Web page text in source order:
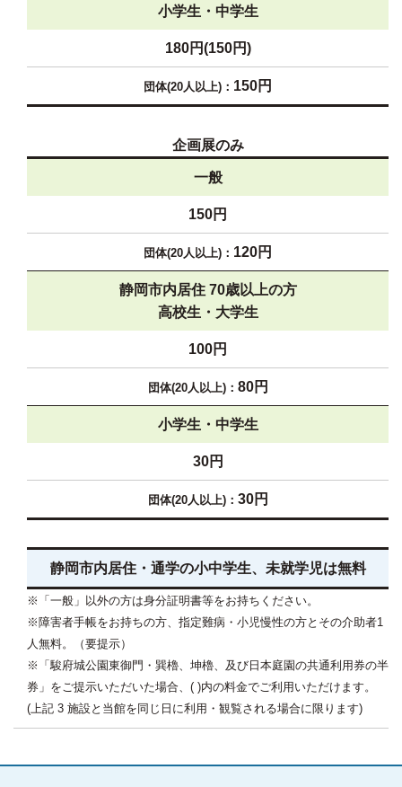
小学生・中学生
180円(150円)
150円
企画展のみ
一般
150円
120円
静岡市内居住70歳以上の方
高校生・大学生
100円
80円
小学生・中学生
30円
30円
静岡市内居住・通学の小中学生、未就学児は無料
※「一般」以外の方は身分証明書等をお持ちください。
※障害者手帳をお持ちの方、指定難病・小児慢性の方とその介助者1
人無料。（要提示）
※「駿府城公園東御門・巽櫓、坤櫓、及び日本庭園の共通利用券の半
券」をご提示いただいた場合、( )内の料金でご利用いただけます。
(上記 3 施設と当館を同じ日に利用・観覧される場合に限ります)